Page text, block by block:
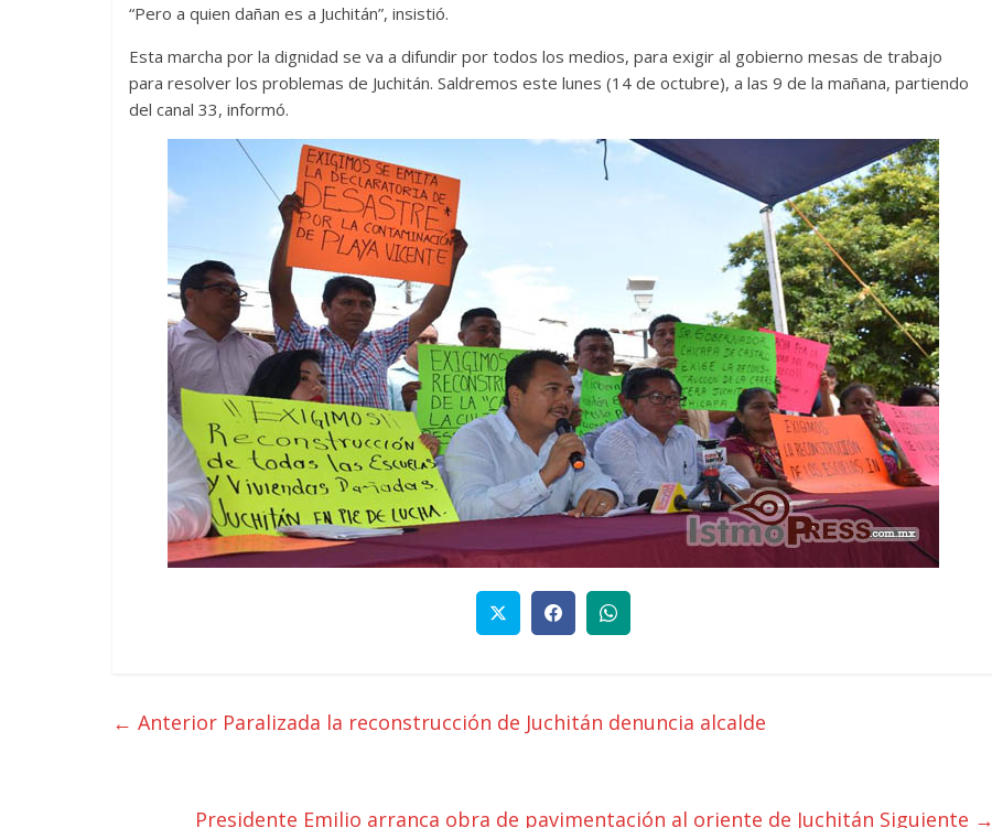
“Pero a quien dañan es a Juchitán”, insistió.
Esta marcha por la dignidad se va a difundir por todos los medios, para exigir al gobierno mesas de trabajo
para resolver los problemas de Juchitán. Saldremos este lunes (14 de octubre), a las 9 de la mañana, partiendo
del canal 33, informó.
← Anterior Paralizada la reconstrucción de Juchitán denuncia alcalde
Presidente Emilio arranca obra de pavimentación al oriente de Juchitán Siguiente →